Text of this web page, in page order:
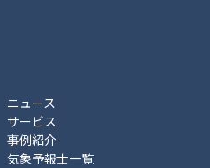
ニュース
サービス
事例紹介
気象予報士一覧